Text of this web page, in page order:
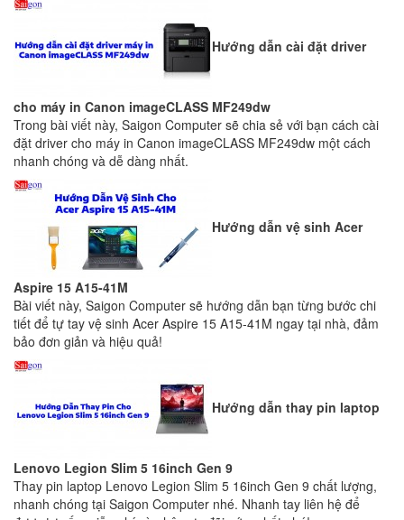
Hướng dẫn cài đặt driver
cho máy in Canon imageCLASS MF249dw
Trong bài viết này, Saigon Computer sẽ chia sẻ với bạn cách cài
đặt driver cho máy in Canon imageCLASS MF249dw một cách
nhanh chóng và dễ dàng nhất.
Hướng dẫn vệ sinh Acer
Aspire 15 A15-41M
Bài viết này, Saigon Computer sẽ hướng dẫn bạn từng bước chi
tiết để tự tay vệ sinh Acer Aspire 15 A15-41M ngay tại nhà, đảm
bảo đơn giản và hiệu quả!
Hướng dẫn thay pin laptop
Lenovo Legion Slim 5 16inch Gen 9
Thay pin laptop Lenovo Legion Slim 5 16inch Gen 9 chất lượng,
nhanh chóng tại Saigon Computer nhé. Nhanh tay liên hệ để